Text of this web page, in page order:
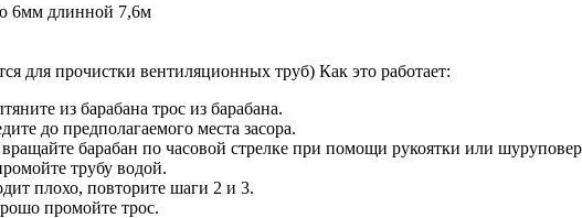
6мм длинной 7,6м
для прочистки вентиляционных труб) Как это работает:
из барабана трос из барабана.
до предполагаемого места засора.
барабан по часовой стрелке при помощи рукоятки или
трубу водой.
плохо, повторите шаги 2 и 3.
промойте трос.